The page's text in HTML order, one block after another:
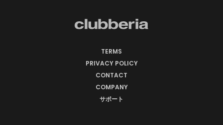
TERMS
PRIVACY POLICY
CONTACT
COMPANY
サポート